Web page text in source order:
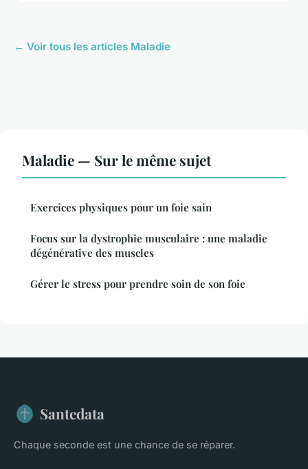
← Voir tous les articles Maladie
Maladie — Sur le même sujet
Exercices physiques pour un foie sain
Focus sur la dystrophie musculaire : une maladie
dégénérative des muscles
Gérer le stress pour prendre soin de son foie
Santedata
Chaque seconde est une chance de se réparer.